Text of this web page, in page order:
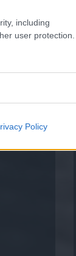
including
user protection.
Policy